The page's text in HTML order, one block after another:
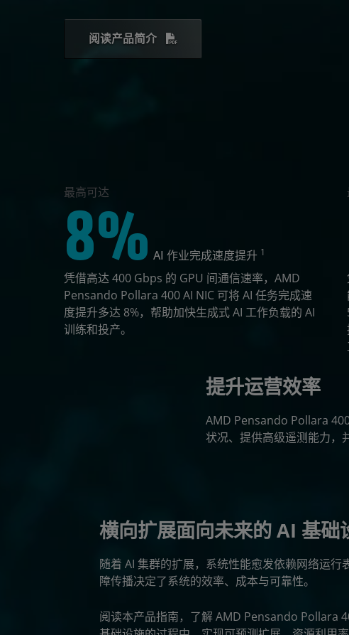
阅读产品简介
最高可达
8% AI 作业完成速度提升 1
凭借高达 400 Gbps 的 GPU 间通信速率，AMD
Pensando Pollara 400 AI NIC 可将 AI 任务完成速
度提升多达 8%，帮助加快生成式 AI 工作负载的 AI
训练和投产。
提升运营效率
AMD Pensando Pollara
状况、提供高级遥测能力，
横向扩展面向未来的 AI 基础
随着 AI 集群的扩展，系统性能愈发依赖网络运行
障传播决定了系统的效率、成本与可靠性。
阅读本产品指南，了解 AMD Pensando Pollara